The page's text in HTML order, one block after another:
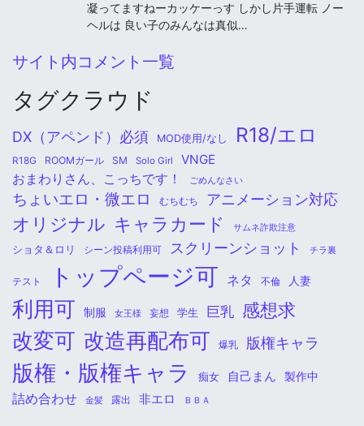
凝ってますねーカッケーっす しかし片手運転 ノー
ヘルは 良い子のみんなは真似…
サイト内コメント一覧
タグクラウド
DX（アペンド）必須 MOD使用/なし R18/エロ
R18G ROOMガール SM Solo Girl VNGE
おまわりさん、こっちです！ ごめんなさい
ちょいエロ・微エロ むちむち アニメーション対応
オリジナル キャラカード サムネ詐欺注意
ショタ＆ロリ シーン投稿利用可 スクリーンショット チラ裏
テスト トップページ可 ネタ 不倫 人妻
利用可 制服 女王様 妄想 学生 巨乳 感想求
改変可 改造再配布可 爆乳 版権キャラ
版権・版権キャラ 痴女 自己まん 製作中
詰め合わせ 金髪 露出 非エロ ＢＢＡ